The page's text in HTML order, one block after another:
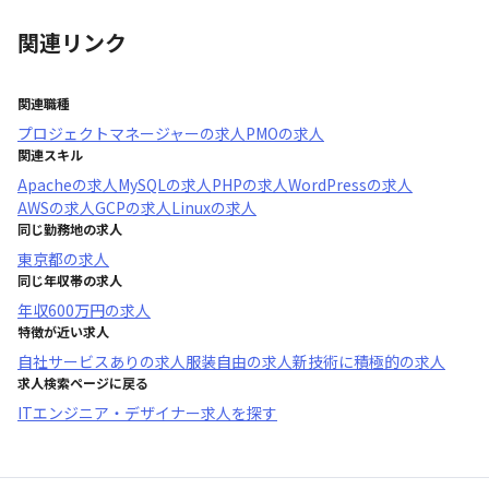
関連リンク
関連職種
プロジェクトマネージャーの求人PMOの求人
関連スキル
Apacheの求人MySQLの求人PHPの求人WordPressの求人
AWSの求人GCPの求人Linuxの求人
同じ勤務地の求人
東京都の求人
同じ年収帯の求人
年収600万円の求人
特徴が近い求人
自社サービスあり の求人服装自由の求人新技術に積極的の求人
求人検索ページに戻る
ITエンジニア・デザイナー求人を探す